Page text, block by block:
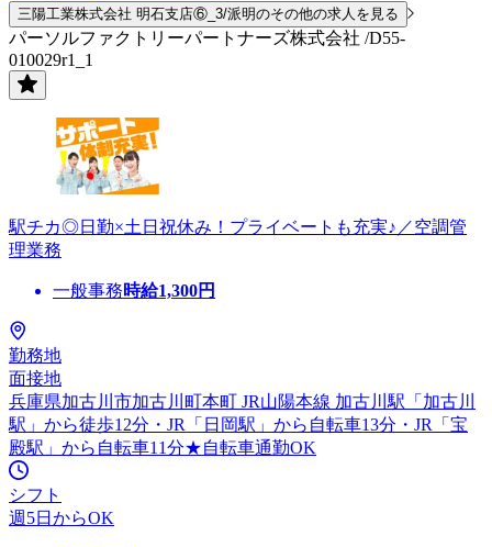
三陽工業株式会社 明石支店⑥_3/派明のその他の求人を見る
パーソルファクトリーパートナーズ株式会社 /D55-
010029r1_1
駅チカ◎日勤×土日祝休み！プライベートも充実♪／空調管
理業務
一般事務時給1,300円
勤務地
面接地
兵庫県加古川市加古川町本町 JR山陽本線 加古川駅「加古川
駅」から徒歩12分・JR「日岡駅」から自転車13分・JR「宝
殿駅」から自転車11分★自転車通勤OK
シフト
週5日からOK